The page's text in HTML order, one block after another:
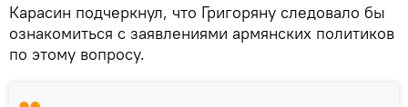
Карасин подчеркнул, что Григоряну следовало бы
ознакомиться с заявлениями армянских политиков
по этому вопросу.